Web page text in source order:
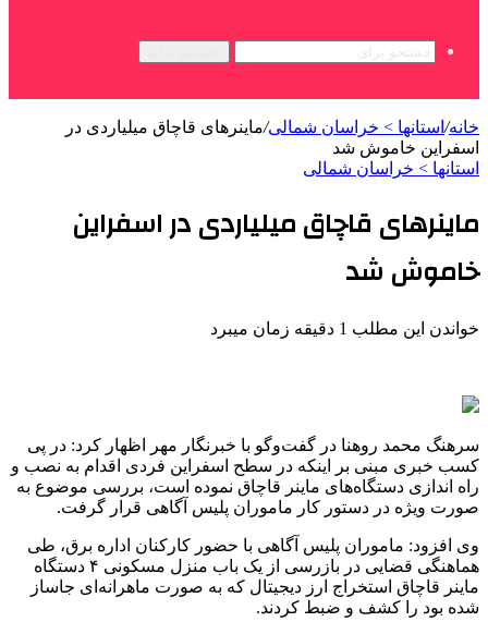
خانه/ استانها > خراسان شمالی/ماینرهای قاچاق میلیاردی در
اسفراین خاموش شد
استانها > خراسان شمالی
ماینرهای قاچاق میلیاردی در اسفراین
خاموش شد
خواندن این مطلب 1 دقیقه زمان میبرد
سرهنگ محمد روهنا در گفت‌وگو با خبرنگار مهر اظهار کرد: در پی
کسب خبری مبنی بر اینکه در سطح اسفراین فردی اقدام به نصب و
راه اندازی دستگاه‌های ماینر قاچاق نموده است، بررسی موضوع به
صورت ویژه در دستور کار ماموران پلیس آگاهی قرار گرفت.
وی افزود: ماموران پلیس آگاهی با حضور کارکنان اداره برق، طی
هماهنگی قضایی در بازرسی از یک باب منزل مسکونی ۴ دستگاه
ماینر قاچاق استخراج ارز دیجیتال که به صورت ماهرانه‌ای جاساز
شده بود را کشف و ضبط کردند.